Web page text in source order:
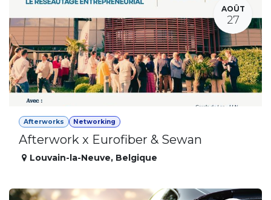
AOÛT
27
Afterworks Networking
Afterwork x Eurofiber & Sewan
Louvain-la-Neuve, Belgique